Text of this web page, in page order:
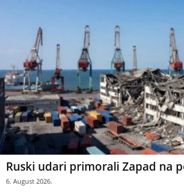
Ruski udari primorali Zapad na
6. August 2026.